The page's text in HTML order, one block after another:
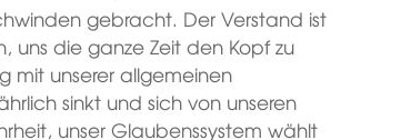
gebracht. Der Verstand ist
uns die ganze Zeit den Kopf zu
mit unserer allgemeinen
sinkt und sich von unseren
unser Glaubenssystem wählt